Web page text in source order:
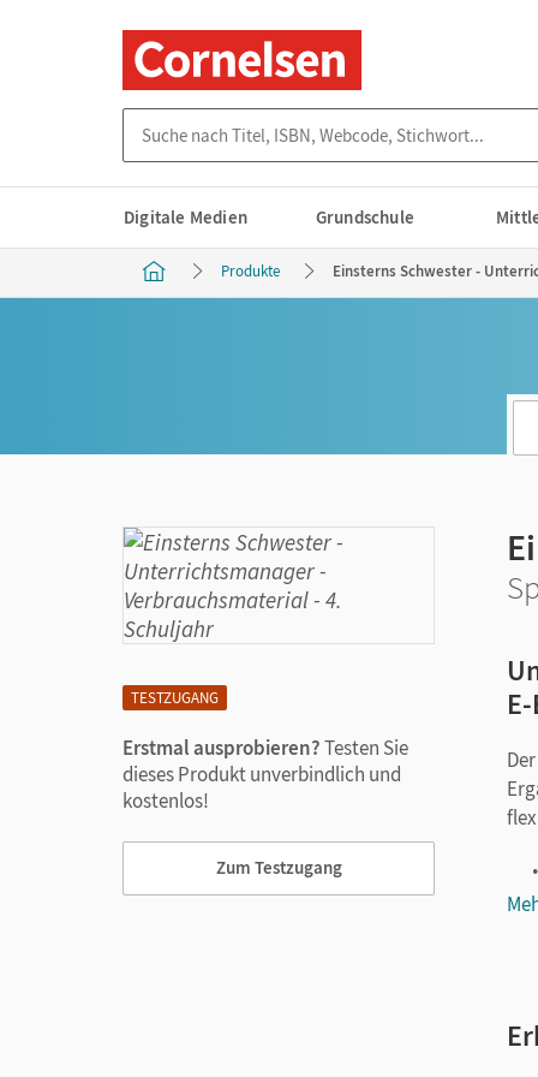
Digitale Medien Grundschule
Produkte Einsterns Schwester -
TESTZUGANG
Erstmal ausprobieren?Testen Sie
dieses Produkt unverbindlich und
kostenlos!
Zum Testzugang